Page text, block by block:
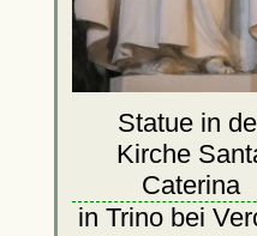
Statue in
Kirche
Caterina
in Trino bei